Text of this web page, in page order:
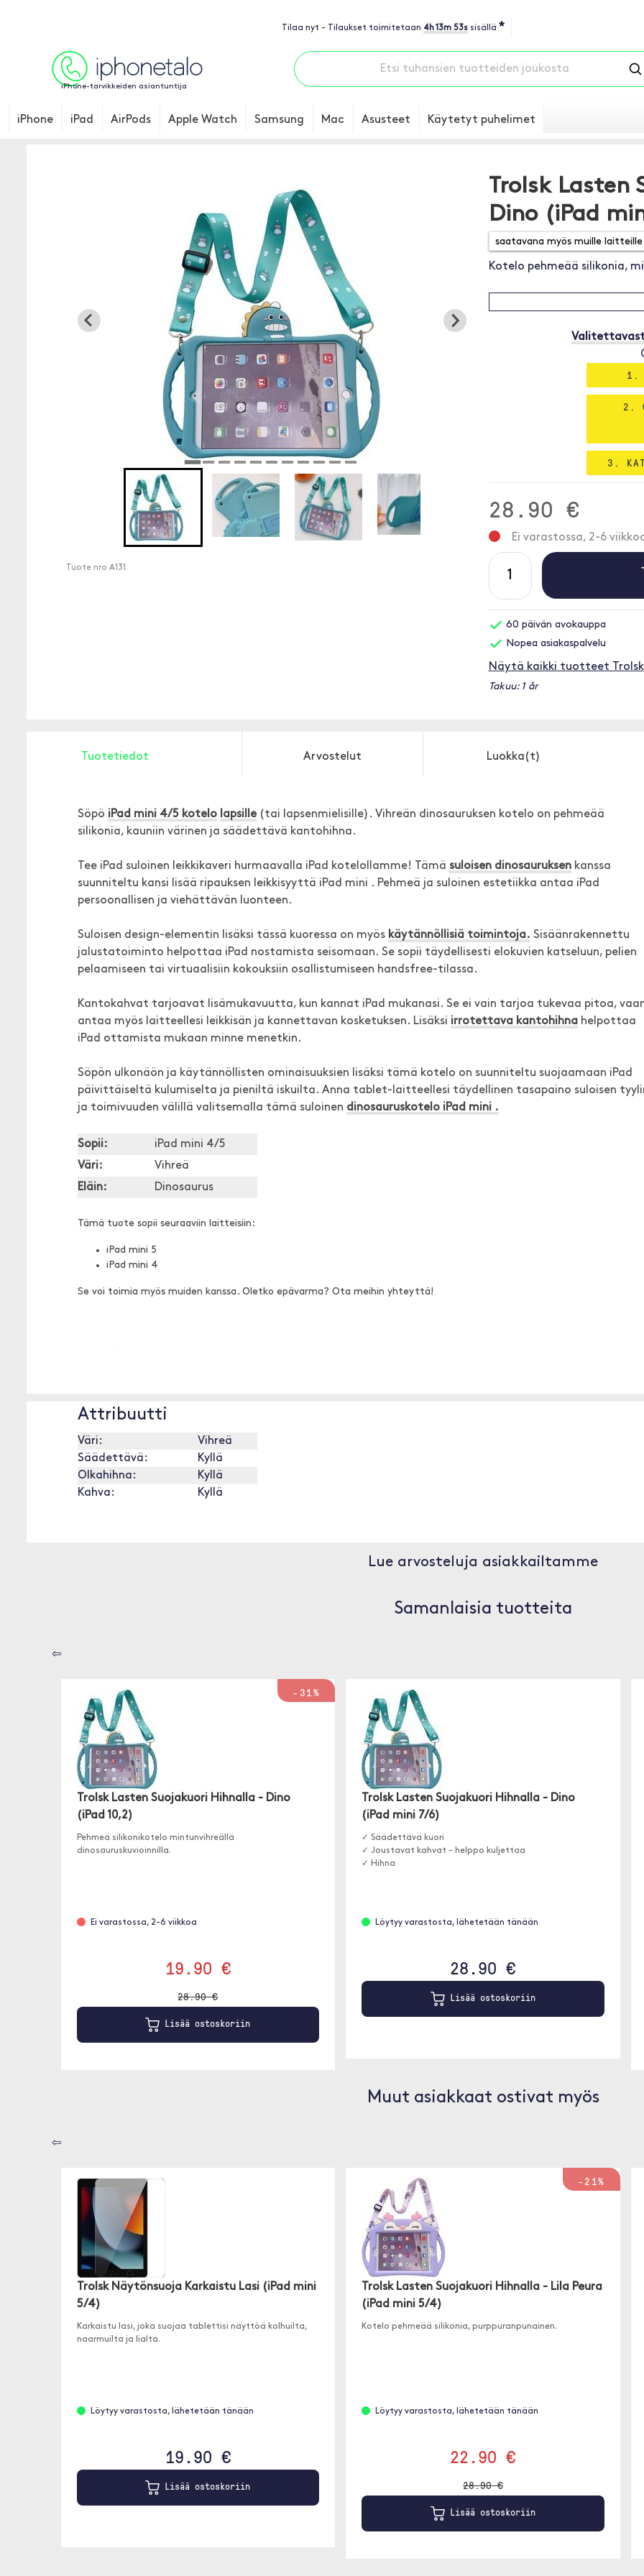
Tilaa nyt - Tilaukset toimitetaan 4h 13m 53s sisällä *
iPhone-tarvikkeiden asiantuntija
iPhone iPad AirPods Apple Watch Samsung Mac Asusteet Käytetyt puhelimet
Tuote nro A131
Trolsk Lasten
Dino (iPad
Kotelo pehmeää silikonia,
1.
2.
3.
28.90 €
Ei varastossa, 2-6
60 päivän avokauppa
Nopea asiakaspalvelu
Näytä kaikki tuotteet Trolsk
Takuu: 1 år
Tuotetiedot Arvostelut Luokka(t)
Söpö iPad mini 4/5 kotelo lapsille (tai lapsenmielisille). Vihreän dinosauruksen kotelo on pehmeää
silikonia, kauniin värinen ja säädettävä kantohihna.
Tee iPad suloinen leikkikaveri hurmaavalla iPad kotelollamme! Tämä suloisen dinosauruksen kanssa
suunniteltu kansi lisää ripauksen leikkisyyttä iPad mini . Pehmeä ja suloinen estetiikka antaa iPad
persoonallisen ja viehättävän luonteen.
Suloisen design-elementin lisäksi tässä kuoressa on myös käytännöllisiä toimintoja. Sisäänrakennettu
jalustatoiminto helpottaa iPad nostamista seisomaan. Se sopii täydellisesti elokuvien katseluun, pelien
pelaamiseen tai virtuaalisiin kokouksiin osallistumiseen handsfree-tilassa.
Kantokahvat tarjoavat lisämukavuutta, kun kannat iPad mukanasi. Se ei vain tarjoa tukevaa pitoa,
antaa myös laitteellesi leikkisän ja kannettavan kosketuksen. Lisäksi irrotettava kantohihna helpottaa
iPad ottamista mukaan minne menetkin.
Söpön ulkonäön ja käytännöllisten ominaisuuksien lisäksi tämä kotelo on suunniteltu suojaamaan iPad
päivittäiseltä kulumiselta ja pieniltä iskuilta. Anna tablet-laitteellesi täydellinen tasapaino suloisen
ja toimivuuden välillä valitsemalla tämä suloinen dinosauruskotelo iPad mini .
Sopii:
iPad mini 4/5
Väri:
Vihreä
Eläin:
Dinosaurus
Tämä tuote sopii seuraaviin laitteisiin:
iPad mini 5
iPad mini 4
Se voi toimia myös muiden kanssa. Oletko epävarma? Ota meihin yhteyttä!
Attribuutti
Väri:
Vihreä
Säädettävä:
Kyllä
Olkahihna:
Kyllä
Kahva:
Kyllä
Lue arvosteluja asiakkailtamme
Samanlaisia tuotteita
⇦
-31%
Trolsk Lasten Suojakuori Hihnalla - Dino
(iPad 10,2)
Pehmeä silikonikotelo mintunvihreällä
dinosauruskuvioinnilla.
Ei varastossa, 2-6 viikkoa
19.90 €
28.90 €
Lisää ostoskoriin
Trolsk Lasten Suojakuori Hihnalla - Dino
(iPad mini 7/6)
✓ Säädettävä kuori
✓ Joustavat kahvat - helppo kuljettaa
✓ Hihna
Löytyy varastosta, lähetetään tänään
28.90 €
Lisää ostoskoriin
Muut asiakkaat ostivat myös
⇦
Trolsk Näytönsuoja Karkaistu Lasi (iPad mini
5/4)
Karkaistu lasi, joka suojaa tablettisi näyttöä kolhuilta,
naarmuilta ja lialta.
Löytyy varastosta, lähetetään tänään
19.90 €
Lisää ostoskoriin
-21%
Trolsk Lasten Suojakuori Hihnalla - Lila Peura
(iPad mini 5/4)
Kotelo pehmeää silikonia, purppuranpunainen.
Löytyy varastosta, lähetetään tänään
22.90 €
28.90 €
Lisää ostoskoriin